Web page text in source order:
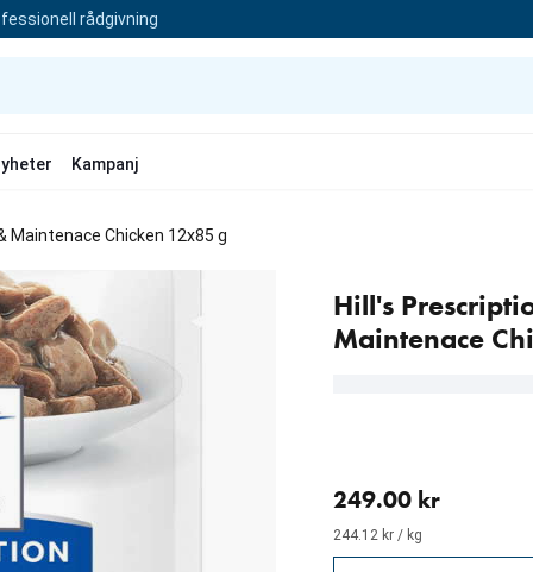
rådgivning
Kampanj
Maintenace Chicken 12x85 g
Hill's
Maintenace
249.00 kr
244.12 kr / kg